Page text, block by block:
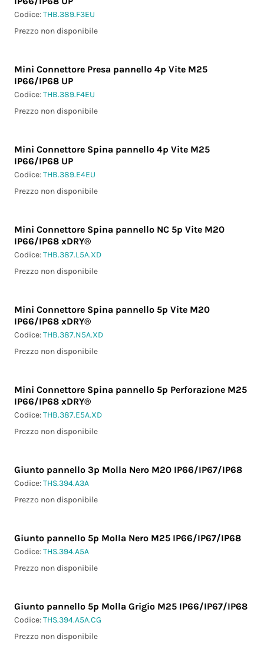
Codice:THB.389.F3EU
Prezzo non disponibile
Mini Connettore Presa pannello 4p Vite M25
IP66/IP68 UP
Codice:THB.389.F4EU
Prezzo non disponibile
Mini Connettore Spina pannello 4p Vite M25
IP66/IP68 UP
Codice:THB.389.E4EU
Prezzo non disponibile
Mini Connettore Spina pannello NC 5p Vite M20
IP66/IP68 xDRY®
Codice:THB.387.L5A.XD
Prezzo non disponibile
Mini Connettore Spina pannello 5p Vite M20
IP66/IP68 xDRY®
Codice:THB.387.N5A.XD
Prezzo non disponibile
Mini Connettore Spina pannello 5p Perforazione M25
IP66/IP68 xDRY®
Codice:THB.387.E5A.XD
Prezzo non disponibile
Giunto pannello 3p Molla Nero M20 IP66/IP67/IP68
Codice:THS.394.A3A
Prezzo non disponibile
Giunto pannello 5p Molla Nero M25 IP66/IP67/IP68
Codice:THS.394.A5A
Prezzo non disponibile
Giunto pannello 5p Molla Grigio M25 IP66/IP67/IP68
Codice:THS.394.A5A.CG
Prezzo non disponibile